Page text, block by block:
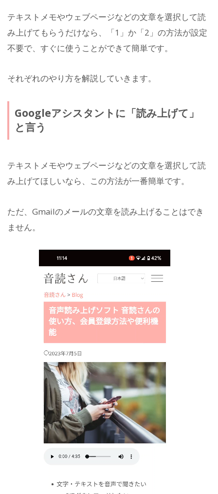
テキストメモやウェブページなどの文章を選択して読
み上げてもらうだけなら、「1」か「2」の方法が設定
不要で、すぐに使うことができて簡単です。
それぞれのやり方を解説していきます。
Googleアシスタントに「読み上げて」
と言う
テキストメモやウェブページなどの文章を選択して読
み上げてほしいなら、この方法が一番簡単です。
ただ、Gmailのメールの文章を読み上げることはでき
ません。